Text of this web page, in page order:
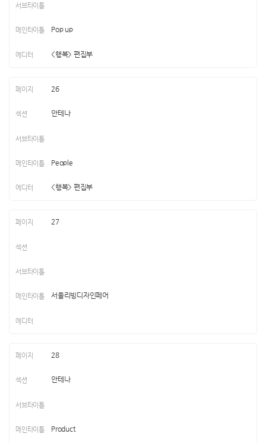
Pop up
<행복> 편집부
26
안테나
People
<행복> 편집부
27
서울리빙디자인페어
28
안테나
Product